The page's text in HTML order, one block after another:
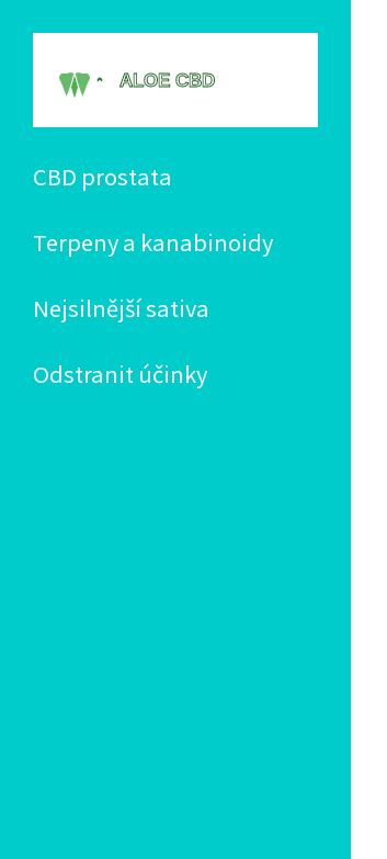
CBD prostata
Terpeny a kanabinoidy
Nejsilnější sativa
Odstranit účinky